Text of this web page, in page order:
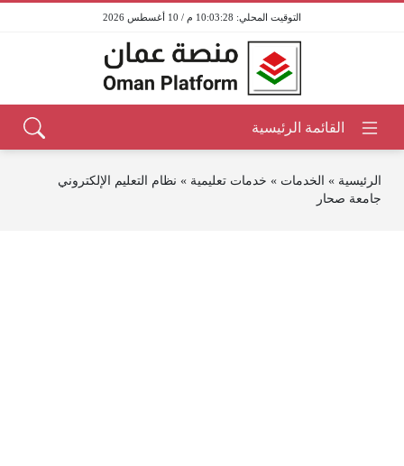
10:03:28 م / 10 أغسطس 2026
الرئيسية » الخدمات » خدمات تعليمية » نظام التعليم الإلكتروني
جامعة صحار